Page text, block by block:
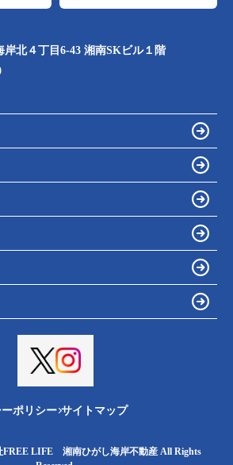
北４丁目6-43 湘南SKビル１階
ポリシー サイトマップ
FREE LIFE 湘南ひがし海岸不動産 All Rights